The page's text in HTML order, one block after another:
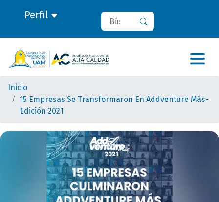
Perfil Buscar
Inicio
15 Empresas Se Transformaron En Addventure Más-
Edición 2021